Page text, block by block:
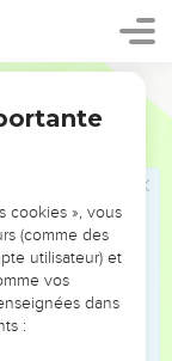
relations
dans leurs
le salaire
pour
de
d’envie, de
cookies », vous
(comme des
utilisateur) et
vos
dans
: